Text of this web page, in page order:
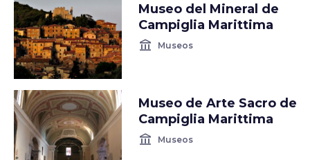
Museo del Mineral de
Campiglia Marittima
account_balance Museos
Museo de Arte Sacro de
Campiglia Marittima
account_balance Museos